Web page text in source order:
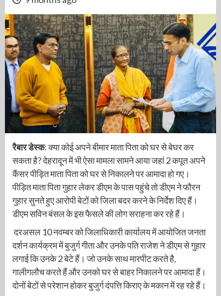
रैबार डेस्क: क्या कोई अपने बीमार माता पिता को घर से बेघर कर
सकता है? देहरादून में भी ऐसा मामला सामने आया जहां 2 कपूत अपने
कैंसर पीड़ित माता पिता को घर से निकालने पर आमादा हो गए।
पीड़ित माता पिता गुहार लेकर डीएम के पास पहुंचे तो डीएम ने फौरन
गुहार सुनते हुए आरोपी बेटों को जिला बदर करने के निर्देश दिए हैं।
डीएम सविन बंसल के इस फैसले की लोग सराहना कर रहे हैं।
दरअसल 10 नवम्बर को जिलाधिकारी कार्यालय में आयोजित जनता
दर्शन कार्यक्रम में बुजुर्ग गीता और उनके पति राजेश ने डीएम से गुहार
लगाई कि उनके 2 बेटे हैं। जो उनके साथ मारपीट करते है,
गालीगलौच करते हैं और उनको घर से बाहर निकालने पर आमादा हैं।
दोनों बेटों से परेशान होकर बुजुर्ग दंपत्ति किराए के मकान में रह रहे हैं।